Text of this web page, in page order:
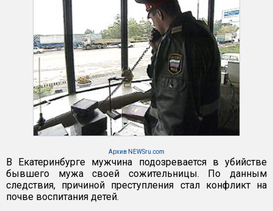
Архив NEWSru.com
В Екатеринбурге мужчина подозревается в убийстве
бывшего мужа своей сожительницы. По данным
следствия, причиной преступления стал конфликт на
почве воспитания детей.